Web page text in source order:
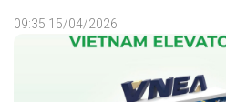
09:35 15/04/2026